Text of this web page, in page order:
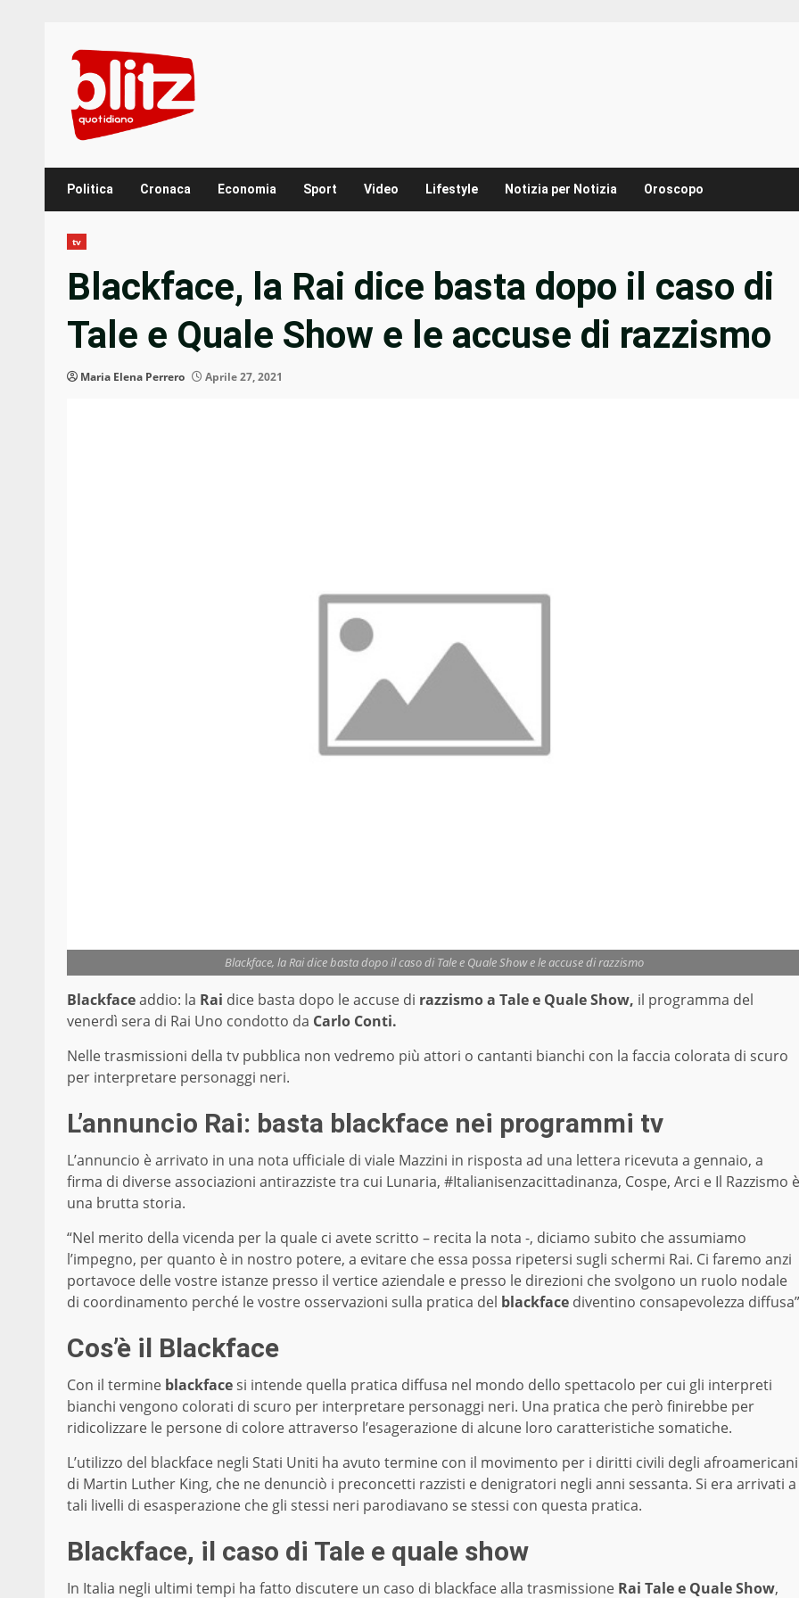
content
Politica Cronaca Economia Sport Video Lifestyle Notizia per Notizia Oroscopo
tv
Blackface, la Rai dice basta dopo il caso di
Tale e Quale Show e le accuse di razzismo
Maria Elena Perrero Aprile 27, 2021
Blackface, la Rai dice basta dopo il caso di Tale e Quale Show e le accuse di razzismo
Blackfaceaddio: la Rai dice basta dopo le accuse di razzismo a Tale e Quale Show, il programma del
venerdì sera di Rai Uno condotto da Carlo Conti.
Nelle trasmissioni della tv pubblica non vedremo più attori o cantanti bianchi con la faccia colorata di scuro
per interpretare personaggi neri.
L’annuncio Rai: basta blackface nei programmi tv
L’annuncio è arrivato in una nota ufficiale di viale Mazzini in risposta ad una lettera ricevuta a gennaio, a
firma di diverse associazioni antirazziste tra cui Lunaria, #Italianisenzacittadinanza, Cospe, Arci e Il Razzismo è
una brutta storia.
“Nel merito della vicenda per la quale ci avete scritto – recita la nota -, diciamo subito che assumiamo
l’impegno, per quanto è in nostro potere, a evitare che essa possa ripetersi sugli schermi Rai. Ci faremo anzi
portavoce delle vostre istanze presso il vertice aziendale e presso le direzioni che svolgono un ruolo nodale
di coordinamento perché le vostre osservazioni sulla pratica del blackface diventino consapevolezza diffusa”
Cos’è il Blackface
Con il termine blackfacesi intende quella pratica diffusa nel mondo dello spettacolo per cui gli interpreti
bianchi vengono colorati di scuro per interpretare personaggi neri. Una pratica che però finirebbe per
ridicolizzare le persone di colore attraverso l’esagerazione di alcune loro caratteristiche somatiche.
L’utilizzo del blackface negli Stati Uniti ha avuto termine con il movimento per i diritti civili degli afroamericani
di Martin Luther King, che ne denunciò i preconcetti razzisti e denigratori negli anni sessanta. Si era arrivati a
tali livelli di esasperazione che gli stessi neri parodiavano se stessi con questa pratica.
Blackface, il caso di Tale e quale show
In Italia negli ultimi tempi ha fatto discutere un caso di blackface alla trasmissione Rai Tale e Quale Show,